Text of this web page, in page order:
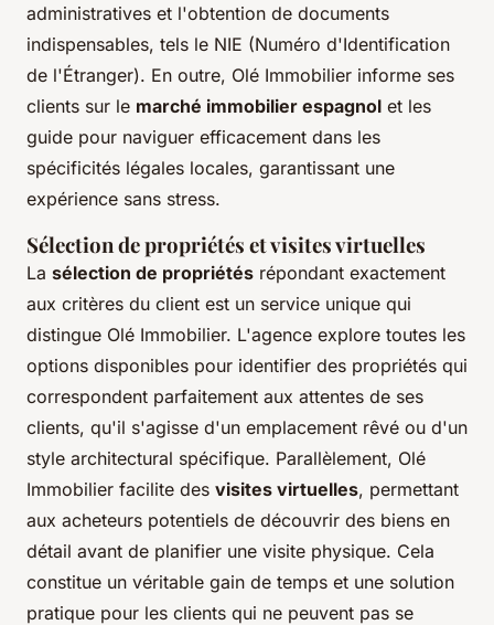
administratives et l'obtention de documents
indispensables, tels le NIE (Numéro d'Identification
de l'Étranger). En outre, Olé Immobilier informe ses
clients sur le marché immobilier espagnol et les
guide pour naviguer efficacement dans les
spécificités légales locales, garantissant une
expérience sans stress.
Sélection de propriétés et visites virtuelles
La sélection de propriétés répondant exactement
aux critères du client est un service unique qui
distingue Olé Immobilier. L'agence explore toutes les
options disponibles pour identifier des propriétés qui
correspondent parfaitement aux attentes de ses
clients, qu'il s'agisse d'un emplacement rêvé ou d'un
style architectural spécifique. Parallèlement, Olé
Immobilier facilite des visites virtuelles, permettant
aux acheteurs potentiels de découvrir des biens en
détail avant de planifier une visite physique. Cela
constitue un véritable gain de temps et une solution
pratique pour les clients qui ne peuvent pas se